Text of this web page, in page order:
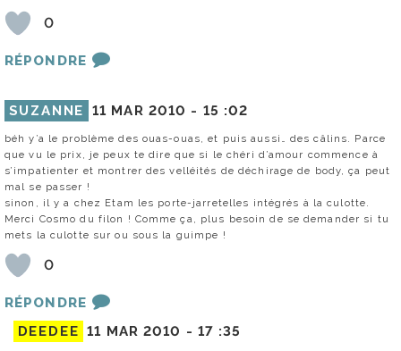
0
RÉPONDRE
SUZANNE 11 MAR 2010 - 15 :02
béh y’a le problème des ouas-ouas, et puis aussi… des câlins. Parce
que vu le prix, je peux te dire que si le chéri d’amour commence à
s’impatienter et montrer des velléités de déchirage de body, ça peut
mal se passer !
sinon, il y a chez Etam les porte-jarretelles intégrés à la culotte.
Merci Cosmo du filon ! Comme ça, plus besoin de se demander si tu
mets la culotte sur ou sous la guimpe !
0
RÉPONDRE
DEEDEE 11 MAR 2010 - 17 :35